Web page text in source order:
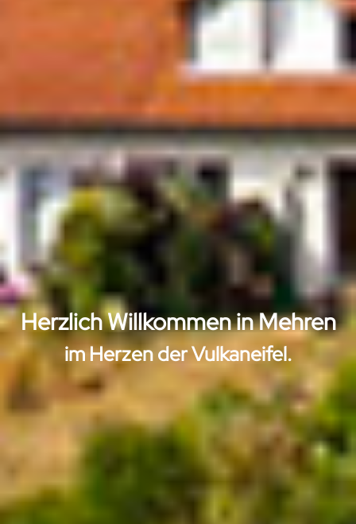
Herzlich Willkommen in Mehren
im Herzen der Vulkaneifel.